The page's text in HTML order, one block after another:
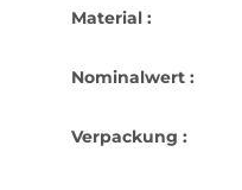
Material :
Nominalwert :
Verpackung :